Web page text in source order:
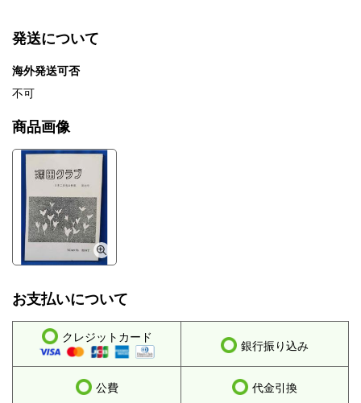
発送について
海外発送可否
不可
商品画像
お支払いについて
クレジットカード
銀行振り込み
公費 代金引換